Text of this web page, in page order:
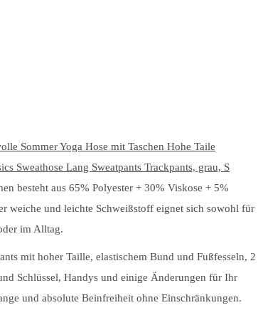
Sommer Yoga Hose mit Taschen Hohe Taile
Sweathose Lang Sweatpants Trackpants, grau, S
besteht aus 65% Polyester + 30% Viskose + 5%
weiche und leichte Schweißstoff eignet sich sowohl für
im Alltag.
mit hoher Taille, elastischem Bund und Fußfesseln, 2
Schlüssel, Handys und einige Änderungen für Ihr
und absolute Beinfreiheit ohne Einschränkungen.